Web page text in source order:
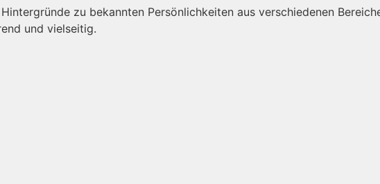
zu bekannten Persönlichkeiten aus verschiedenen
und vielseitig.